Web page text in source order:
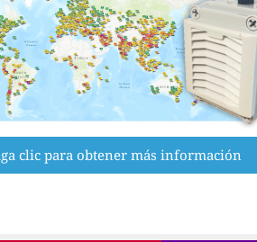
clic para obtener más información